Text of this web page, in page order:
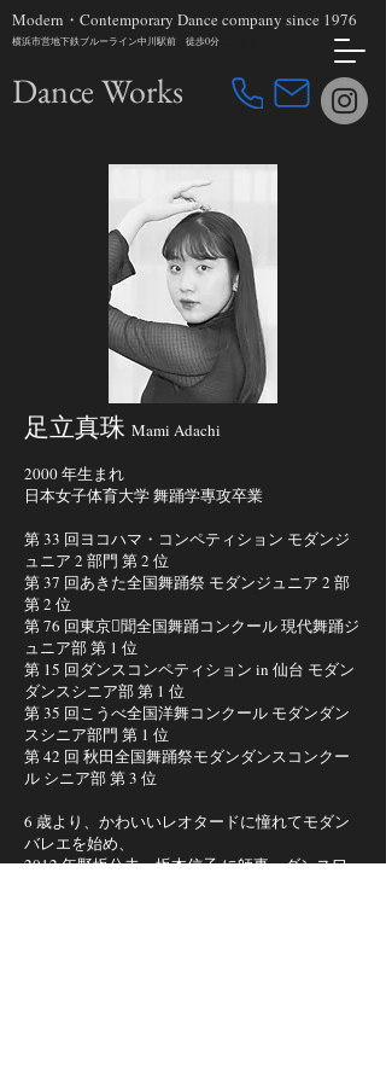
横浜市営地下鉄ブルーライン中川駅前 徒歩0分
Modern・Contemporary Dance company since 1976
​Dance Works
足立真珠 Mami Adachi
2000 年生まれ
日本女子体育大学 舞踊学專攻卒業
第 33 回ヨコハマ・コンペティション モダンジ
ュニア 2 部門 第 2 位
第 37 回あきた全国舞踊祭 モダンジュニア 2 部
第 2 位
第 76 回東京􏰀聞全国舞踊コンクール 現代舞踊ジ
ュニア部 第 1 位
第 15 回ダンスコンペティション in 仙台 モダン
ダンスシニア部 第 1 位
第 35 回こうべ全国洋舞コンクール モダンダン
スシニア部門 第 1 位
第 42 回 秋田全国舞踊祭モダンダンスコンクー
ル シニア部 第 3 位
6 歳より、かわいいレオタードに憧れてモダン
バレエを始め、
2012 年野坂公夫・坂本信子 に師事。ダンスワ